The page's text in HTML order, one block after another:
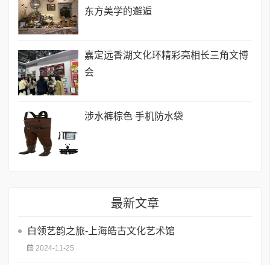
东方美学的邂逅
嘉定远香湖文化环精彩亮相长三角文博
会
涉水裤棕色 手机防水袋
最新文章
白领艺韵之旅-上海皓古文化艺术馆
2024-11-25